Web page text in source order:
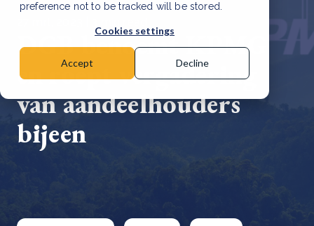
preference not to be tracked will be stored.
Cookies settings
Accept Decline
DGB benoemt KPMG
en roept vergadering
van aandeelhouders
bijeen